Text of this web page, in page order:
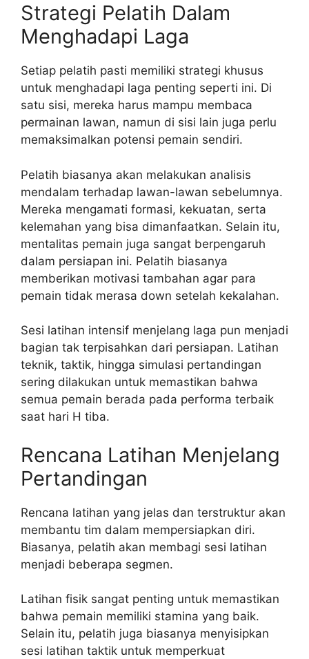
Strategi Pelatih Dalam
Menghadapi Laga
Setiap pelatih pasti memiliki strategi khusus
untuk menghadapi laga penting seperti ini. Di
satu sisi, mereka harus mampu membaca
permainan lawan, namun di sisi lain juga perlu
memaksimalkan potensi pemain sendiri.
Pelatih biasanya akan melakukan analisis
mendalam terhadap lawan-lawan sebelumnya.
Mereka mengamati formasi, kekuatan, serta
kelemahan yang bisa dimanfaatkan. Selain itu,
mentalitas pemain juga sangat berpengaruh
dalam persiapan ini. Pelatih biasanya
memberikan motivasi tambahan agar para
pemain tidak merasa down setelah kekalahan.
Sesi latihan intensif menjelang laga pun menjadi
bagian tak terpisahkan dari persiapan. Latihan
teknik, taktik, hingga simulasi pertandingan
sering dilakukan untuk memastikan bahwa
semua pemain berada pada performa terbaik
saat hari H tiba.
Rencana Latihan Menjelang
Pertandingan
Rencana latihan yang jelas dan terstruktur akan
membantu tim dalam mempersiapkan diri.
Biasanya, pelatih akan membagi sesi latihan
menjadi beberapa segmen.
Latihan fisik sangat penting untuk memastikan
bahwa pemain memiliki stamina yang baik.
Selain itu, pelatih juga biasanya menyisipkan
sesi latihan taktik untuk memperkuat